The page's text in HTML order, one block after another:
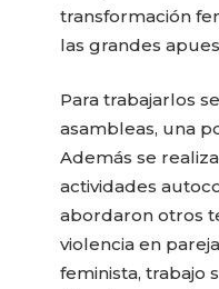
transformación
las grandes
Para trabajarlos
asambleas, una
Además se
actividades
abordaron otros
violencia en
feminista, trabajo